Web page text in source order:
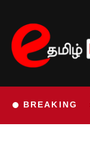
Skip
to
content
BREAKING